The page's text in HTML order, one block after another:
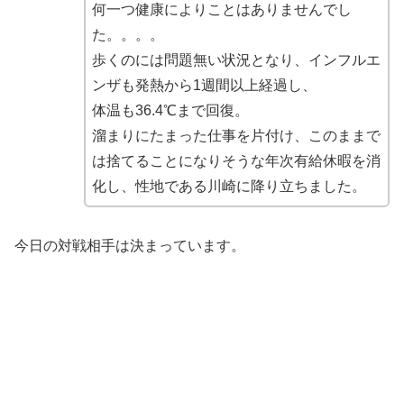
何一つ健康によりことはありませんでし
た。。。。
歩くのには問題無い状況となり、インフルエ
ンザも発熱から1週間以上経過し、
体温も36.4℃まで回復。
溜まりにたまった仕事を片付け、このままで
は捨てることになりそうな年次有給休暇を消
化し、性地である川崎に降り立ちました。
今日の対戦相手は決まっています。